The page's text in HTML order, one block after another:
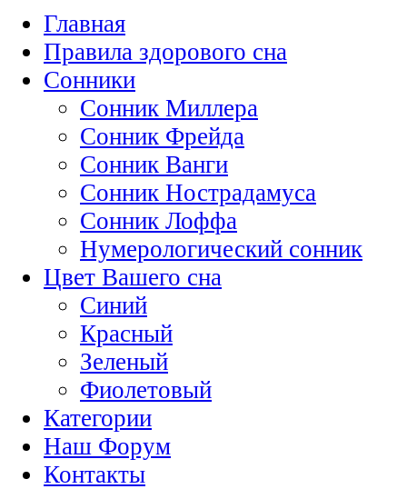
Главная
Правила здорового сна
Сонники
Сонник Миллера
Сонник Фрейда
Сонник Ванги
Сонник Нострадамуса
Сонник Лоффа
Нумерологический сонник
Цвет Вашего сна
Синий
Красный
Зеленый
Фиолетовый
Категории
Наш Форум
Контакты